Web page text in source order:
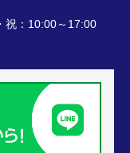
：10:00～17:00